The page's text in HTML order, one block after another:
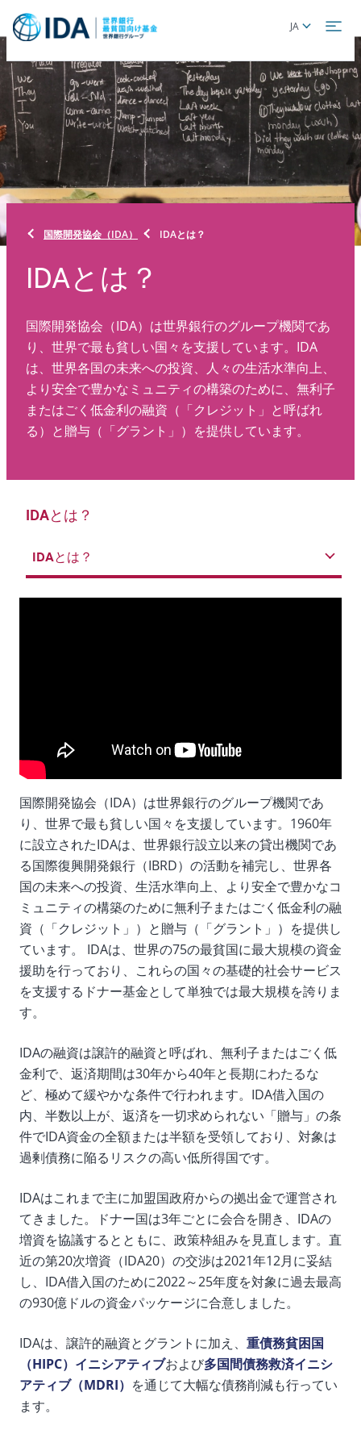
Skip
main
content
Global
toggler
JA
国際開発協会（IDA） IDAとは？
IDAとは？
国際開発協会（IDA）は世界銀行のグループ機関であ
り、世界で最も貧しい国々を支援しています。IDA
は、世界各国の未来への投資、人々の生活水準向上、
より安全で豊かなミュニティの構築のために、無利子
またはごく低金利の融資（「クレジット」と呼ばれ
る）と贈与（「グラント」）を提供しています。
IDAとは？
IDAとは？
国際開発協会（IDA）は世界銀行のグループ機関であ
り、世界で最も貧しい国々を支援しています。1960年
に設立されたIDAは、世界銀行設立以来の貸出機関であ
る国際復興開発銀行（IBRD）の活動を補完し、世界各
国の未来への投資、生活水準向上、より安全で豊かなコ
ミュニティの構築のために無利子またはごく低金利の融
資（「クレジット」）と贈与（「グラント」）を提供し
ています。 IDAは、世界の75の最貧国に最大規模の資金
援助を行っており、これらの国々の基礎的社会サービス
を支援するドナー基金として単独では最大規模を誇りま
す。
IDAの融資は譲許的融資と呼ばれ、無利子またはごく低
金利で、返済期間は30年から40年と長期にわたるな
ど、極めて緩やかな条件で行われます。IDA借入国の
内、半数以上が、返済を一切求められない「贈与」の条
件でIDA資金の全額または半額を受領しており、対象は
過剰債務に陥るリスクの高い低所得国です。
IDAはこれまで主に加盟国政府からの拠出金で運営され
てきました。ドナー国は3年ごとに会合を開き、IDAの
増資を協議するとともに、政策枠組みを見直します。直
近の第20次増資（IDA20）の交渉は2021年12月に妥結
し、IDA借入国のために2022～25年度を対象に過去最高
の930億ドルの資金パッケージに合意しました。
IDAは、譲許的融資とグラントに加え、 重債務貧困国
（HIPC）イニシアティブおよび多国間債務救済イニシ
アティブ（MDRI） を通じて大幅な債務削減も行ってい
ます。